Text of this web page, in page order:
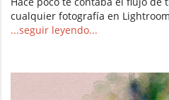
cualquier fotografía en
...seguir leyendo...